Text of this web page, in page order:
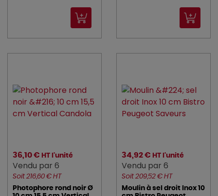
lesnouvellespailles (1)
LUIGI_BORMIOLI (6)
MEALPLAK (2)
MOLINEL (3)
peugeot_saveurs (184)
PINTINOX (5)
36,10 € HT l'unité
Vendu par 6
Soit 216,60 € HT
Photophore rond noir Ø
34,92 € HT l'unité
Vendu par 6
Soit 209,52 € HT
Moulin à sel droit Inox 10